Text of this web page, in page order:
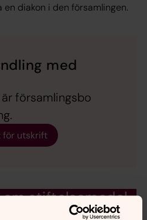
diakon i den församlingen.
med
församlingsbo
för utskrift
om stiftelsemedel
några av de vanligaste